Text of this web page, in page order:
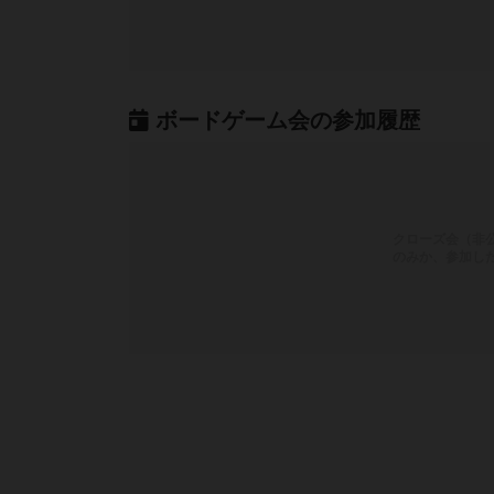
ボードゲーム会の参加履歴